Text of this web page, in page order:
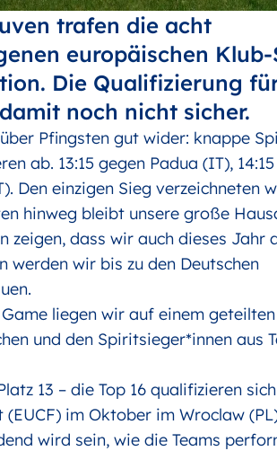
trafen die acht
europäischen Klub-
Die Qualifizierung
noch nicht sicher.
Pfingsten gut wider: knappe
ab. 13:15 gegen Padua (IT), 14:15
Den einzigen Sieg verzeichneten
hinweg bleibt unsere große
dass wir auch dieses Jahr
werden wir bis zu den Deutschen
liegen wir auf einem
und den Spiritsieger*innen aus
13 – die Top 16 qualifizieren
im Oktober im Wroclaw
wird sein, wie die Teams